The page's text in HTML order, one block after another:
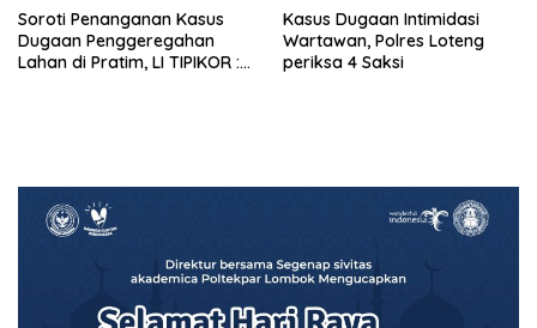
Soroti Penanganan Kasus
Dugaan Penggeregahan
Lahan di Pratim, LI TIPIKOR :
Kasus Dugaan Intimidasi
Wartawan, Polres Loteng
periksa 4 Saksi